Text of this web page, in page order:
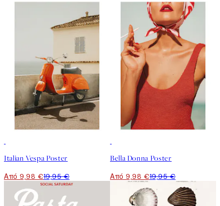
Italian Vespa Poster
Από 9,98 €19,95 €
Bella Donna Poster
Από 9,98 €19,95 €